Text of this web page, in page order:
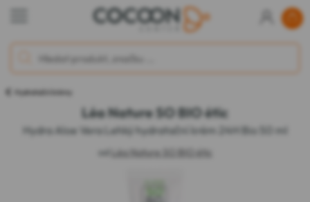
Hydratační krémy
Léa Nature SO BIO étic
Hydra Aloe Vera Lehký hydratační krém 24H Bio 50 ml
od Léa Nature SO BIO étic